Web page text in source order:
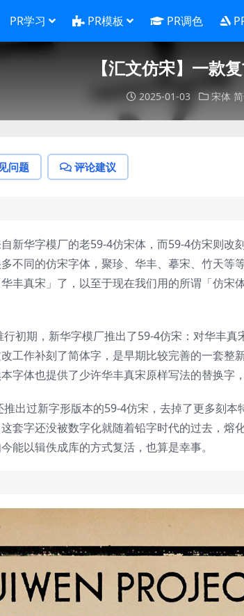
PR学习 PR模板 PR调色
【汇文仿宋】一款
2025-01-03 宋体
问题 评论建议
新华字模厂的老59-4仿宋体，而59-4仿宋则改
不同的仿宋字体，聚珍、华丰、摹宋、竹天等
丰真宋」了，以至于现在我们用的所谓「仿宋
初期，新华字模厂推出了59-4仿宋：对华丰
工作补刻了简体字，是早期比较完善的一套整
字体也提供了少许华丰真宋原样写法的替换字，
出过新字形版本的59-4仿宋，去掉了更多刻本
套字还没被数字化就随着铅字时代的过去，熔
能以辑佚成库的方式复活，也算是幸事。